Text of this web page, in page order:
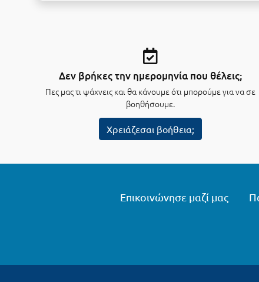
Δεν βρήκες την ημερομηνία που θέλεις;
Πες μας τι ψάχνεις και θα κάνουμε ότι μπορούμε για να σε
βοηθήσουμε.
Χρειάζεσαι βοήθεια;
Επικοινώνησε μαζί μας